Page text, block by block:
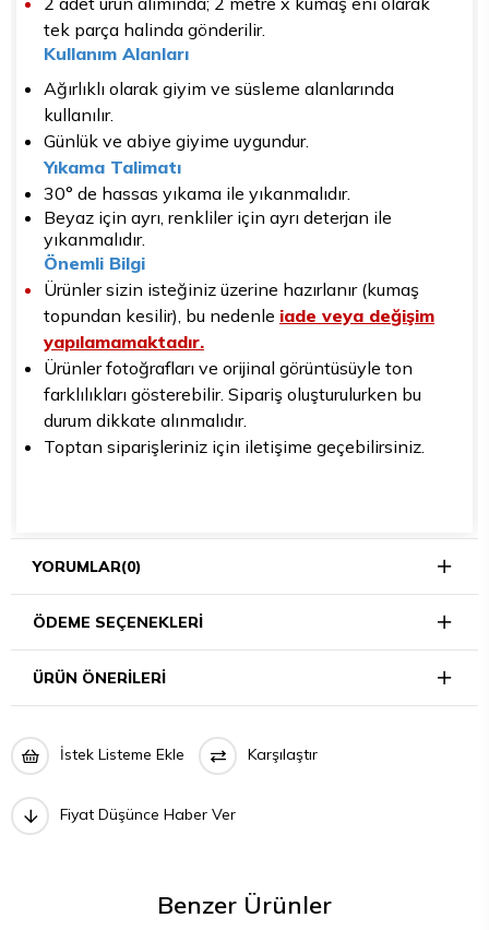
tek parça halinda gönderilir.
Kullanım Alanları
Ağırlıklı olarak giyim ve süsleme alanlarında
kullanılır.
Günlük ve abiye giyime uygundur.
Yıkama Talimatı
30° de hassas yıkama ile yıkanmalıdır.
Beyaz için ayrı, renkliler için ayrı deterjan ile
yıkanmalıdır.
Önemli Bilgi
Ürünler sizin isteğiniz üzerine hazırlanır (kumaş
topundan kesilir), bu nedenle iade veya değişim
yapılamamaktadır.
Ürünler fotoğrafları ve orijinal görüntüsüyle ton
farklılıkları gösterebilir. Sipariş oluşturulurken bu
durum dikkate alınmalıdır.
Toptan siparişleriniz için iletişime geçebilirsiniz.
YORUMLAR(0)
ÖDEME SEÇENEKLERI
ÜRÜN ÖNERILERI
İstek Listeme Ekle Karşılaştır
Fiyat Düşünce Haber Ver
Benzer Ürünler